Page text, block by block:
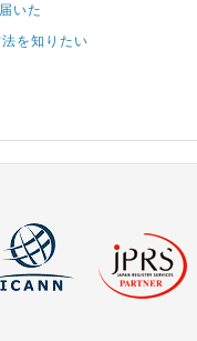
いた
を知りたい